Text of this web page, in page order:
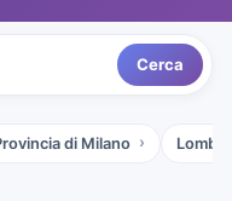
Cerca
di Milano